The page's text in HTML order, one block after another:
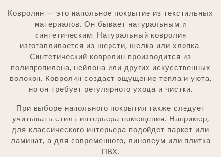
Ковролин — это напольное покрытие из текстильных
материалов. Он бывает натуральным и
синтетическим. Натуральный ковролин
изготавливается из шерсти, шелка или хлопка.
Синтетический ковролин производится из
полипропилена, нейлона или других искусственных
волокон. Ковролин создает ощущение тепла и уюта,
но он требует регулярного ухода и чистки.
При выборе напольного покрытия также следует
учитывать стиль интерьера помещения. Например,
для классического интерьера подойдет паркет или
ламинат, а для современного, линолеум или плитка
ПВХ.